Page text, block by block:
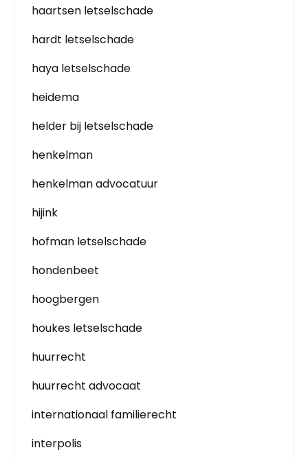
haartsen letselschade
hardt letselschade
haya letselschade
heidema
helder bij letselschade
henkelman
henkelman advocatuur
hijink
hofman letselschade
hondenbeet
hoogbergen
houkes letselschade
huurrecht
huurrecht advocaat
internationaal familierecht
interpolis